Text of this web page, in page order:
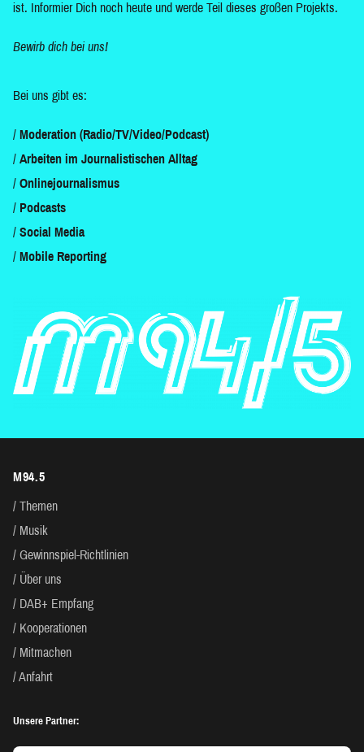
ist. Informier Dich noch heute und werde Teil dieses großen Projekts.
Bewirb dich bei uns!
Bei uns gibt es:
Moderation (Radio/TV/Video/Podcast)
Arbeiten im Journalistischen Alltag
Onlinejournalismus
Podcasts
Social Media
Mobile Reporting
M94.5
Themen
Musik
Gewinnspiel-Richtlinien
Über uns
DAB+ Empfang
Kooperationen
Mitmachen
Anfahrt
Unsere Partner: